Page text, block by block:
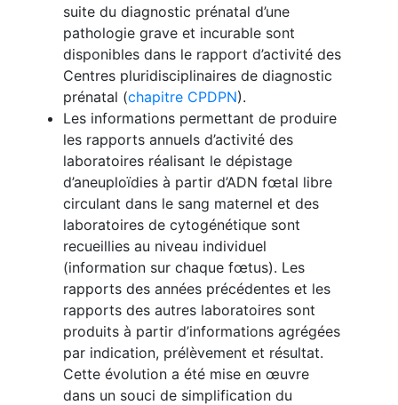
suite du diagnostic prénatal d’une
pathologie grave et incurable sont
disponibles dans le rapport d’activité des
Centres pluridisciplinaires de diagnostic
prénatal (chapitre CPDPN).
Les informations permettant de produire
les rapports annuels d’activité des
laboratoires réalisant le dépistage
d’aneuploïdies à partir d’ADN fœtal libre
circulant dans le sang maternel et des
laboratoires de cytogénétique sont
recueillies au niveau individuel
(information sur chaque fœtus). Les
rapports des années précédentes et les
rapports des autres laboratoires sont
produits à partir d’informations agrégées
par indication, prélèvement et résultat.
Cette évolution a été mise en œuvre
dans un souci de simplification du